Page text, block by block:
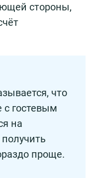
стороны,
что
с гостевым
на
проще.